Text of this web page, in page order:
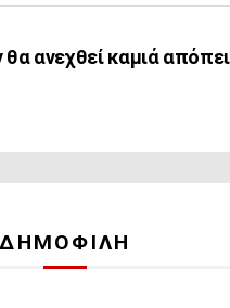
ανεχθεί καμιά
ΔΗΜΟΦΙΛΗ